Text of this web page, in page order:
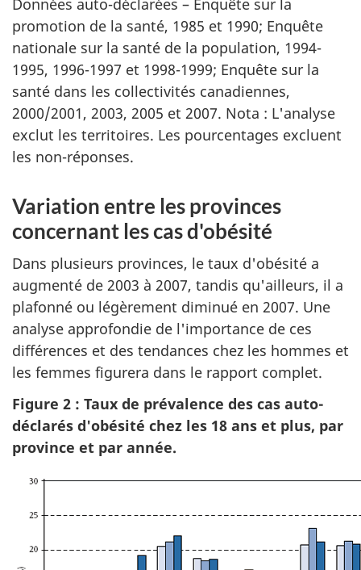
promotion de la santé, 1985 et 1990; Enquête
nationale sur la santé de la population, 1994-
1995, 1996-1997 et 1998-1999; Enquête sur la
santé dans les collectivités canadiennes,
2000/2001, 2003, 2005 et 2007. Nota : L'analyse
exclut les territoires. Les pourcentages excluent
les non-réponses.
Variation entre les provinces
concernant les cas d'obésité
Dans plusieurs provinces, le taux d'obésité a
augmenté de 2003 à 2007, tandis qu'ailleurs, il a
plafonné ou légèrement diminué en 2007. Une
analyse approfondie de l'importance de ces
différences et des tendances chez les hommes et
les femmes figurera dans le rapport complet.
Figure 2 : Taux de prévalence des cas auto-
déclarés d'obésité chez les 18 ans et plus, par
province et par année.